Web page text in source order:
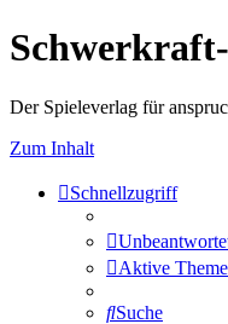
Der Spieleverlag für
Zum Inhalt
Schnellzugriff
Aktive
Suche